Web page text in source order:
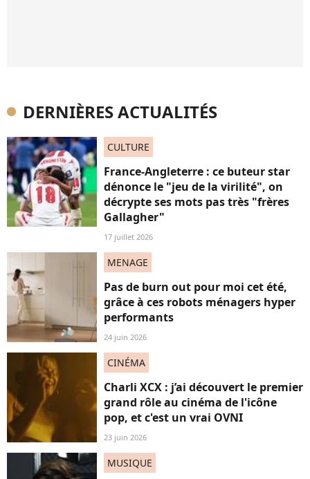
DERNIÈRES ACTUALITÉS
CULTURE
France-Angleterre : ce buteur star
dénonce le "jeu de la virilité", on
décrypte ses mots pas très "frères
Gallagher"
17 juillet 2026
MENAGE
Pas de burn out pour moi cet été,
grâce à ces robots ménagers hyper
performants
24 juin 2026
CINÉMA
Charli XCX : j’ai découvert le premier
grand rôle au cinéma de l'icône
pop, et c'est un vrai OVNI
23 juin 2026
MUSIQUE